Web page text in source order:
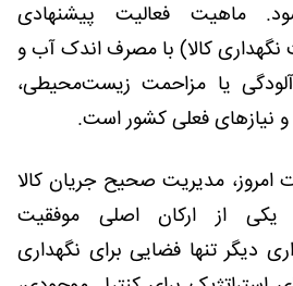
ماهیت فعالیت پیشنهادی
کالا) با مصرف اندک آب و
یا مزاحمت زیست‌محیطی،
و نیازهای فعلی کشور است.
امروز، مدیریت صحیح جریان کالا
یکی از ارکان اصلی موفقیت
دیگر تنها فضایی برای نگهداری